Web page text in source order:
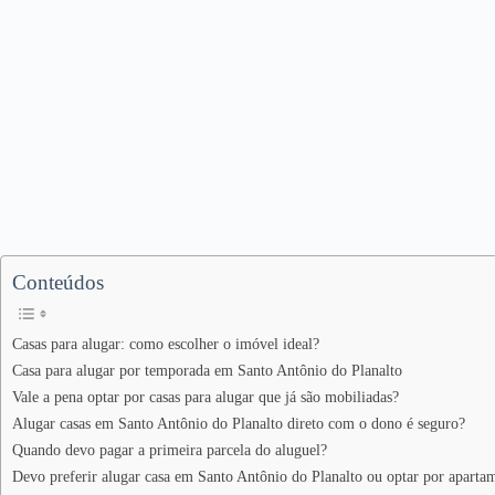
Conteúdos
Casas para alugar: como escolher o imóvel ideal?
Casa para alugar por temporada em Santo Antônio do Planalto
Vale a pena optar por casas para alugar que já são mobiliadas?
Alugar casas em Santo Antônio do Planalto direto com o dono é seguro?
Quando devo pagar a primeira parcela do aluguel?
Devo preferir alugar casa em Santo Antônio do Planalto ou optar por